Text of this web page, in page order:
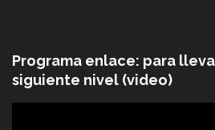
Programa enlace: para
siguiente nivel (video)